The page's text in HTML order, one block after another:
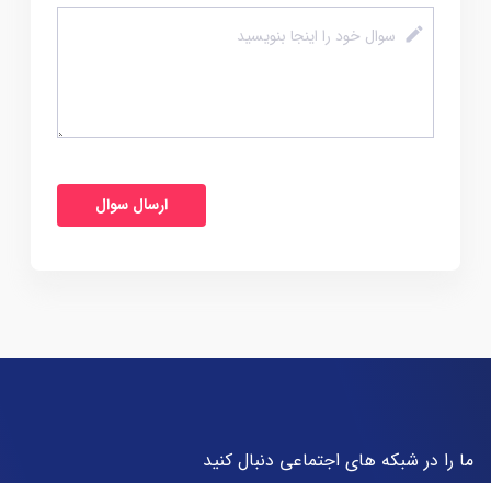
ما را در شبکه های اجتماعی دنبال کنید